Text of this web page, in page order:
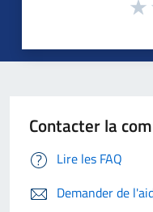
Contacter la
Lire les FAQ
Demander de